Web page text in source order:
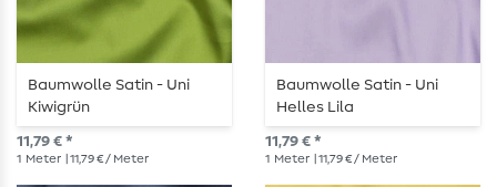
Baumwolle Satin - Uni
Kiwigrün
11,79 € *
1 Meter | 11,79 € / Meter
Baumwolle Satin - Uni
Helles Lila
11,79 € *
1 Meter | 11,79 € / Meter